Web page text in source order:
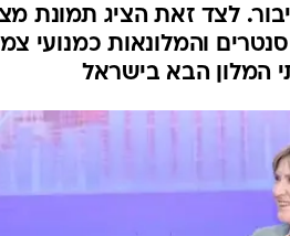
לצד זאת הציג תמונת
והמלונאות כמנועי
המלון הבא בישראל